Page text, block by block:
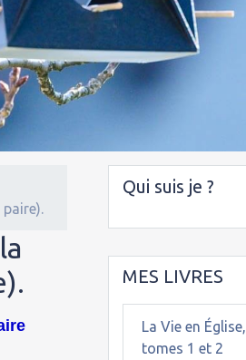
Qui suis je ?
MES LIVRES
La Vie en Église,
tomes 1 et 2